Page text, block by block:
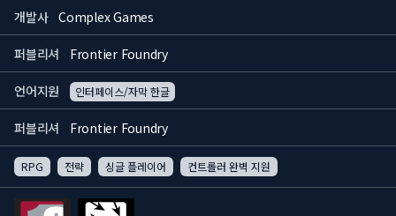
개발사 Complex Games
퍼블리셔 Frontier Foundry
언어지원 인터페이스/자막 한글
퍼블리셔 Frontier Foundry
RPG 전략 싱글 플레이어 컨트롤러 완벽 지원